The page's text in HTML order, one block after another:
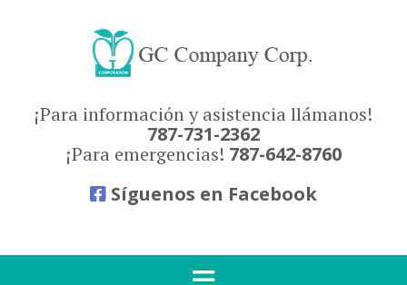
¡Para información y asistencia llámanos!
787-731-2362
¡Para emergencias! 787-642-8760
Síguenos en Facebook